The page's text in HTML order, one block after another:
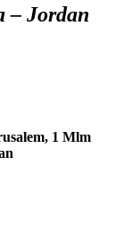
– Jordan
1 Mlm